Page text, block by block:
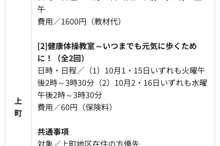
上
町
午
費用／1600円（教材代）
[2]健康体操教室～いつまでも元気に歩くため
に！（全2回）
日時・日程／（1）10月1・15日いずれも火曜午
後2時～3時30分（2）10月2・16日いずれも水曜
午後2時～3時30分
費用／60円（保険料）
共通事項
対象／上町地区在住の方優先